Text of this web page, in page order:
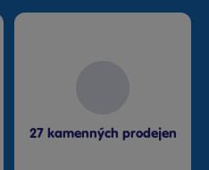
27 kamenných prodejen